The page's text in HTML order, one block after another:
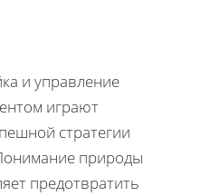
и управление
играют
стратегии
природы
предотвратить